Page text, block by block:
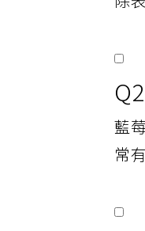
除
藍
常